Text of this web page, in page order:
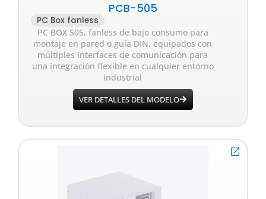
PCB-505
PC Box fanless
PC BOX 505, fanless de bajo consumo para
montaje en pared o guía DIN, equipados con
múltiples interfaces de comunicación para
una integración flexible en cualquier entorno
industrial
VER DETALLES DEL MODELO